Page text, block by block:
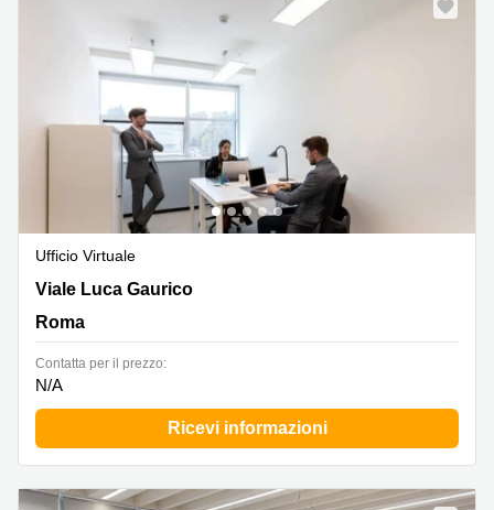
Ufficio Virtuale
Viale Luca Gaurico 91/93,Laurentina, Roma
Viale Luca Gaurico
Roma
Сontatta per il prezzo:
N/A
Ricevi informazioni